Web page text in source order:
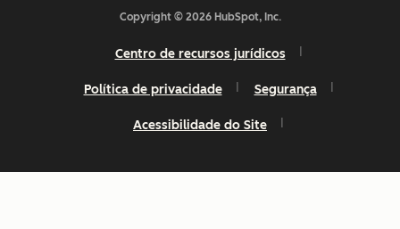
Copyright © 2026 HubSpot, Inc.
Centro de recursos jurídicos
Política de privacidade Segurança
Acessibilidade do Site